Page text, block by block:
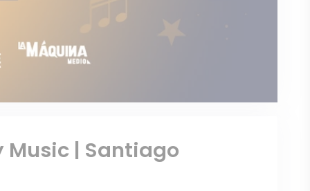
Music | Santiago